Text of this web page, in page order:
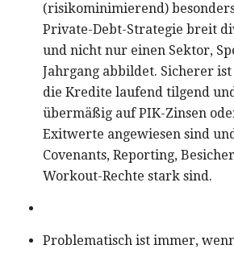
(risikominimierend)
Private-Debt-Strategie breit
und nicht nur einen Sektor,
Jahrgang abbildet. Sicherer
die Kredite laufend tilgend
übermäßig auf PIK-Zinsen
Exitwerte angewiesen sind
Covenants, Reporting,
Workout-Rechte stark sind.
Problematisch ist immer,